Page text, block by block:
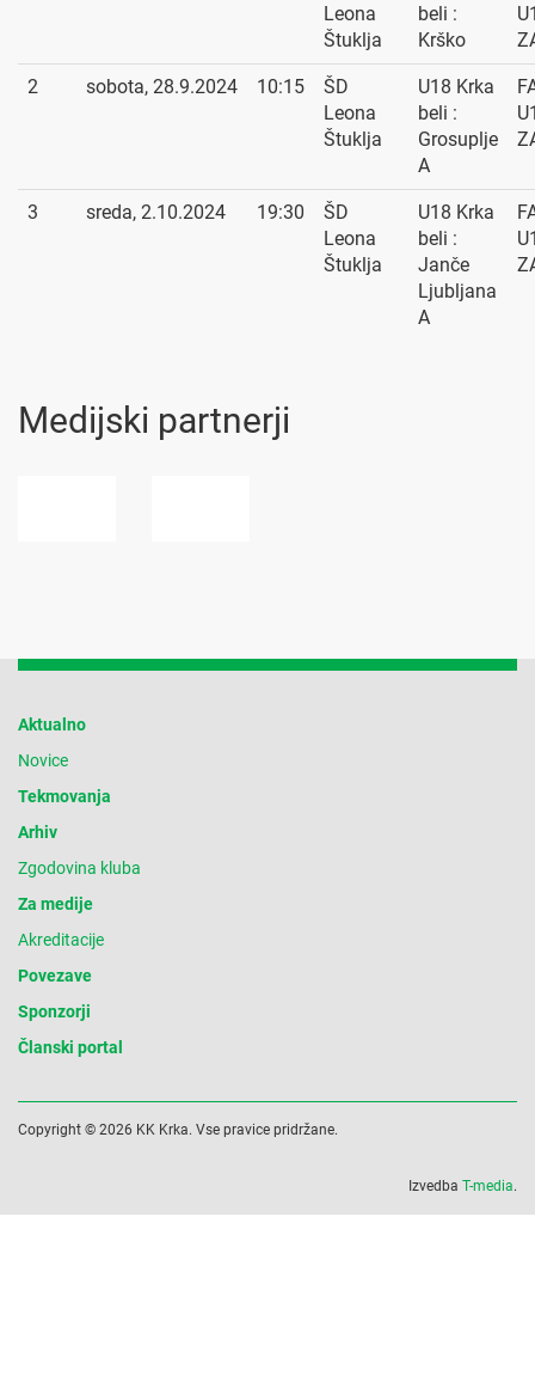
Leona
Štuklja
beli :
Krško
2 sobota, 28.9.2024 10:15
ŠD
Leona
Štuklja
U18 Krka
beli :
Grosuplje
A
3 sreda, 2.10.2024 19:30
ŠD
Leona
Štuklja
U18 Krka
beli :
Janče
Ljubljana
A
Medijski partnerji
Aktualno
Novice
Tekmovanja
Arhiv
Zgodovina kluba
Za medije
Akreditacije
Povezave
Sponzorji
Članski portal
Copyright © 2026 KK Krka. Vse pravice pridržane.
Izvedba T-media.